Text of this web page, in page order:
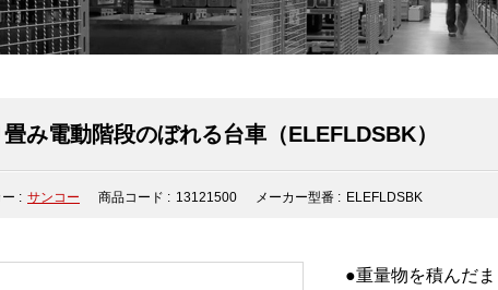
み電動階段のぼれる台車（ELEFLDSBK）
: サンコー 商品コード : 13121500 メーカー型番 : ELEFLDSBK
●重量物を積んだ